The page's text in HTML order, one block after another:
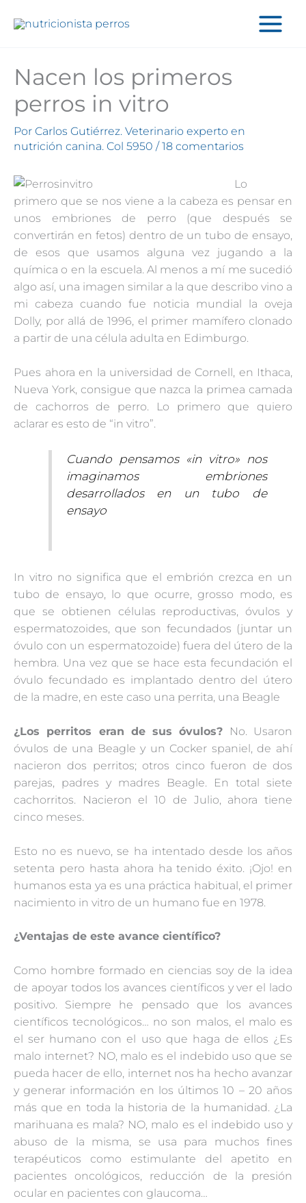
Nacen los primeros
perros in vitro
Por Carlos Gutiérrez. Veterinario experto en
nutrición canina. Col 5950 / 18 comentarios
Lo
primero que se nos viene a la cabeza es pensar en
unos embriones de perro (que después se
convertirán en fetos) dentro de un tubo de ensayo,
de esos que usamos alguna vez jugando a la
química o en la escuela. Al menos a mí me sucedió
algo así, una imagen similar a la que describo vino a
mi cabeza cuando fue noticia mundial la oveja
Dolly, por allá de 1996, el primer mamífero clonado
a partir de una célula adulta en Edimburgo.
Pues ahora en la universidad de Cornell, en Ithaca,
Nueva York, consigue que nazca la primea camada
de cachorros de perro. Lo primero que quiero
aclarar es esto de “in vitro”.
Cuando pensamos «in vitro» nos
imaginamos embriones
desarrollados en un tubo de
ensayo
In vitro no significa que el embrión crezca en un
tubo de ensayo, lo que ocurre, grosso modo, es
que se obtienen células reproductivas, óvulos y
espermatozoides, que son fecundados (juntar un
óvulo con un espermatozoide) fuera del útero de la
hembra. Una vez que se hace esta fecundación el
óvulo fecundado es implantado dentro del útero
de la madre, en este caso una perrita, una Beagle
¿Los perritos eran de sus óvulos? No. Usaron
óvulos de una Beagle y un Cocker spaniel, de ahí
nacieron dos perritos; otros cinco fueron de dos
parejas, padres y madres Beagle. En total siete
cachorritos. Nacieron el 10 de Julio, ahora tiene
cinco meses.
Esto no es nuevo, se ha intentado desde los años
setenta pero hasta ahora ha tenido éxito. ¡Ojo! en
humanos esta ya es una práctica habitual, el primer
nacimiento in vitro de un humano fue en 1978.
¿Ventajas de este avance científico?
Como hombre formado en ciencias soy de la idea
de apoyar todos los avances científicos y ver el lado
positivo. Siempre he pensado que los avances
científicos tecnológicos… no son malos, el malo es
el ser humano con el uso que haga de ellos ¿Es
malo internet? NO, malo es el indebido uso que se
pueda hacer de ello, internet nos ha hecho avanzar
y generar información en los últimos 10 – 20 años
más que en toda la historia de la humanidad. ¿La
marihuana es mala? NO, malo es el indebido uso y
abuso de la misma, se usa para muchos fines
terapéuticos como estimulante del apetito en
pacientes oncológicos, reducción de la presión
ocular en pacientes con glaucoma…